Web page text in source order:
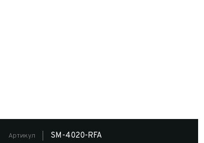
Артикул SM-4020-RFA